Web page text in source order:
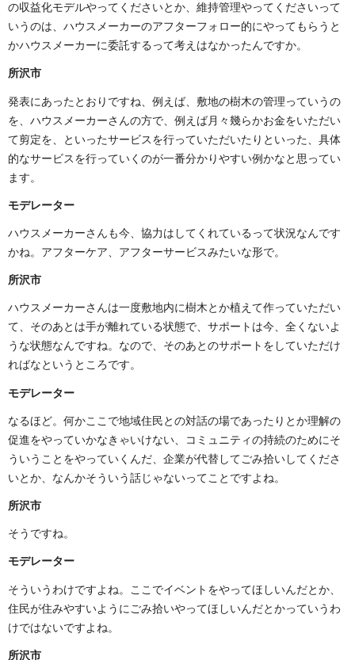
の収益化モデルやってくださいとか、維持管理やってくださいって
いうのは、ハウスメーカーのアフターフォロー的にやってもらうと
かハウスメーカーに委託するって考えはなかったんですか。
所沢市
発表にあったとおりですね、例えば、敷地の樹木の管理っていうの
を、ハウスメーカーさんの方で、例えば月々幾らかお金をいただい
て剪定を、といったサービスを行っていただいたりといった、具体
的なサービスを行っていくのが一番分かりやすい例かなと思ってい
ます。
モデレーター
ハウスメーカーさんも今、協力はしてくれているって状況なんです
かね。アフターケア、アフターサービスみたいな形で。
所沢市
ハウスメーカーさんは一度敷地内に樹木とか植えて作っていただい
て、そのあとは手が離れている状態で、サポートは今、全くないよ
うな状態なんですね。なので、そのあとのサポートをしていただけ
ればなというところです。
モデレーター
なるほど。何かここで地域住民との対話の場であったりとか理解の
促進をやっていかなきゃいけない、コミュニティの持続のためにそ
ういうことをやっていくんだ、企業が代替してごみ拾いしてくださ
いとか、なんかそういう話じゃないってことですよね。
所沢市
そうですね。
モデレーター
そういうわけですよね。ここでイベントをやってほしいんだとか、
住民が住みやすいようにごみ拾いやってほしいんだとかっていうわ
けではないですよね。
所沢市